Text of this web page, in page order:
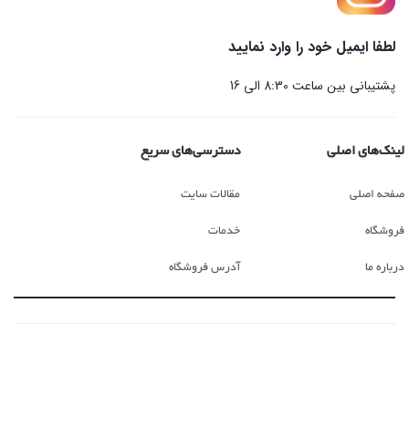
لطفا ایمیل خود را وارد نمایید
پشتیبانی بین ساعت 8:30 الی 16
لینک‌های اصلی
صفحه اصلی
فروشگاه
درباره ما
دسترسی‌های سریع
مقالات سایت
خدمات
آدرس فروشگاه